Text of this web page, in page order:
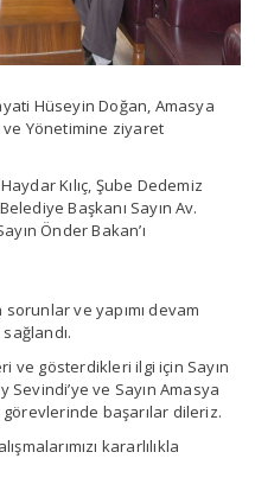
Hüseyin Doğan, Amasya
ve Yönetimine ziyaret
Kılıç, Şube Dedemiz
Başkanı Sayın Av.
Önder Bakan’ı
sorunlar ve yapımı devam
ve gösterdikleri ilgi için Sayın
Sevindi’ye ve Sayın Amasya
başarılar dileriz.
kararlılıkla